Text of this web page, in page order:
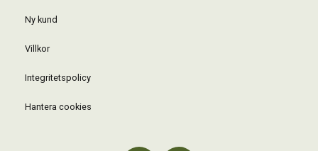
Ny kund
Villkor
Integritetspolicy
Hantera cookies